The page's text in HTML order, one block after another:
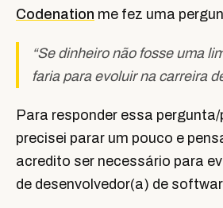
Codenation me fez uma
“Se dinheiro não fosse uma
faria para evoluir na carreira
Para responder essa
precisei parar um pouco e
acredito ser necessário para
de desenvolvedor(a) de